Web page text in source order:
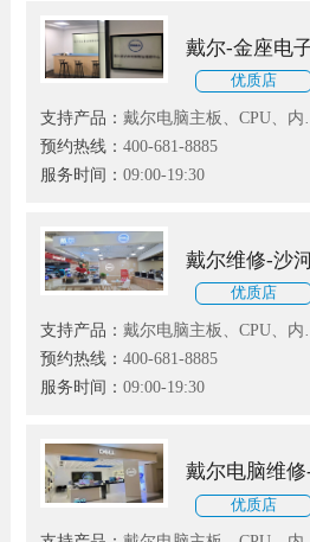
戴尔-金座电
优质店
支持产品： 戴尔电脑主板、CPU、内
存、显卡、声卡、硬盘、光驱、系统
故障维修
预约热线： 400-681-8885
服务时间： 09:00-19:30
戴尔维修-沙
优质店
支持产品： 戴尔电脑主板、CPU、内
存、显卡、声卡、硬盘、光驱、系统
故障维修
预约热线： 400-681-8885
服务时间： 09:00-19:30
戴尔电脑维
优质店